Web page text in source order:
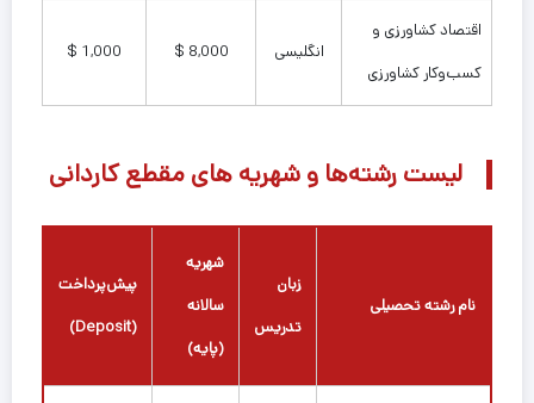
اقتصاد کشاورزی و
کسب‌وکار کشاورزی
انگلیسی 8,000 $
1,000 $
لیست رشته‌ها و شهریه های مقطع کاردانی
نام رشته تحصیلی
زبان
تدریس
شهریه
سالانه
(پایه)
پیش‌پرداخت
(Deposit)